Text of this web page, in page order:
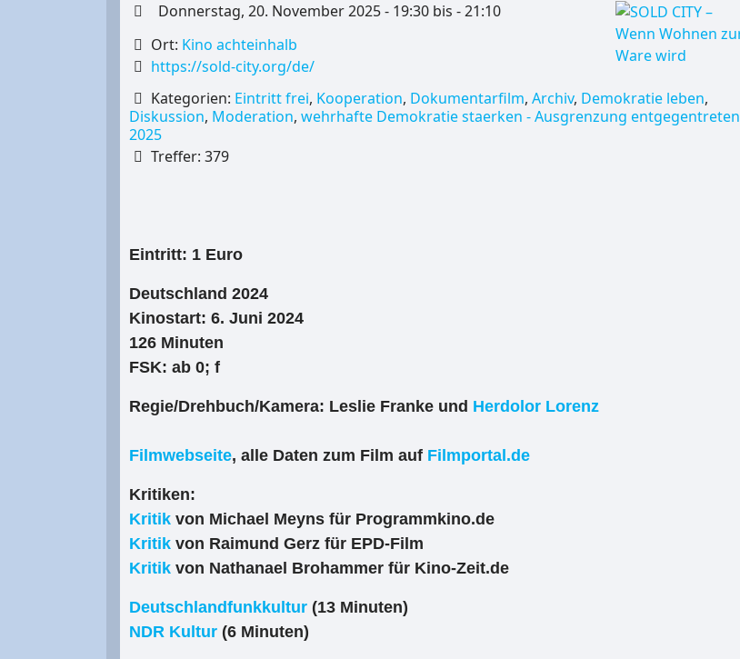
Donnerstag, 20. November 2025 - 19:30 bis - 21:10
Ort: Kino achteinhalb
https://sold-city.org/de/
Kategorien: Eintritt frei, Kooperation, Dokumentarfilm, Archiv, Demokratie leben,
Diskussion, Moderation, wehrhafte Demokratie staerken - Ausgrenzung entgegentreten
2025
Treffer: 379
Eintritt: 1 Euro
Deutschland 2024
Kinostart: 6. Juni 2024
126 Minuten
FSK: ab 0; f
Regie/Drehbuch/Kamera: Leslie Franke und Herdolor Lorenz
Filmwebseite, alle Daten zum Film auf Filmportal.de
Kritiken:
Kritik von Michael Meyns für Programmkino.de
Kritik von Raimund Gerz für EPD-Film
Kritik von Nathanael Brohammer für Kino-Zeit.de
Deutschlandfunkkultur (13 Minuten)
NDR Kultur (6 Minuten)